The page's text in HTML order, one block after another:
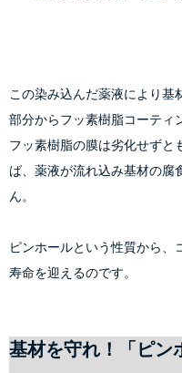
この染み込んだ薬液により基
部分からフッ素樹脂コーティ
フッ素樹脂の膜は劣化せずと
ば、薬液が流れ込み基材の腐
ん。
ピンホールという性質から、
寿命を迎えるのです。
基材を守れ！「ピン